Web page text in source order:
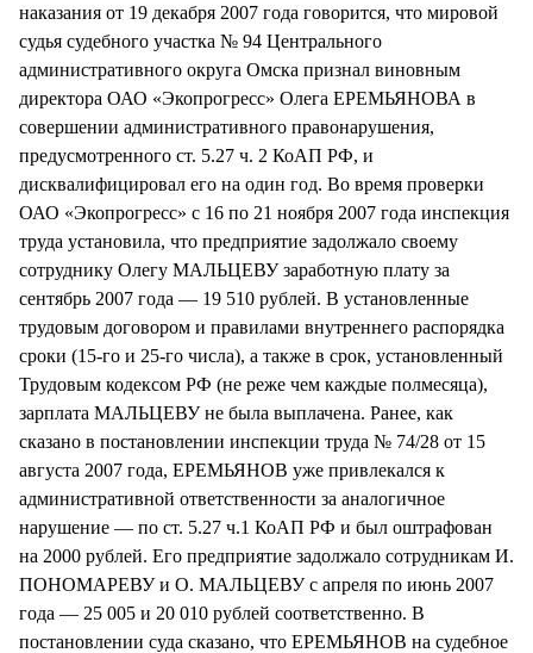
наказания от 19 декабря 2007 года говорится, что мировой
судья судебного участка № 94 Центрального
административного округа Омска признал виновным
директора ОАО «Экопрогресс» Олега ЕРЕМЬЯНОВА в
совершении административного правонарушения,
предусмотренного ст. 5.27 ч. 2 КоАП РФ, и
дисквалифицировал его на один год. Во время проверки
ОАО «Экопрогресс» с 16 по 21 ноября 2007 года инспекция
труда установила, что предприятие задолжало своему
сотруднику Олегу МАЛЬЦЕВУ заработную плату за
сентябрь 2007 года — 19 510 рублей. В установленные
трудовым договором и правилами внутреннего распорядка
сроки (15-го и 25-го числа), а также в срок, установленный
Трудовым кодексом РФ (не реже чем каждые полмесяца),
зарплата МАЛЬЦЕВУ не была выплачена. Ранее, как
сказано в постановлении инспекции труда № 74/28 от 15
августа 2007 года, ЕРЕМЬЯНОВ уже привлекался к
административной ответственности за аналогичное
нарушение — по ст. 5.27 ч.1 КоАП РФ и был оштрафован
на 2000 рублей. Его предприятие задолжало сотрудникам И.
ПОНОМАРЕВУ и О. МАЛЬЦЕВУ с апреля по июнь 2007
года — 25 005 и 20 010 рублей соответственно. В
постановлении суда сказано, что ЕРЕМЬЯНОВ на судебное